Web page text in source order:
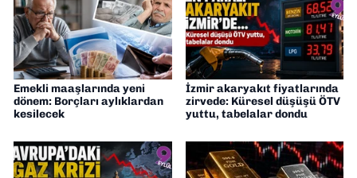
Emekli maaşlarında yeni
dönem: Borçları aylıklardan
kesilecek
İzmir akaryakıt fiyatlarında
zirvede: Küresel düşüşü ÖTV
yuttu, tabelalar dondu